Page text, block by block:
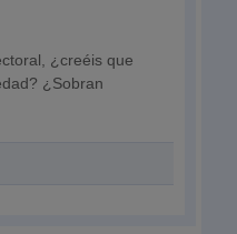
¿creéis que
¿Sobran